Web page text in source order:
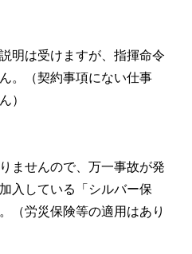
明は受けますが、指揮命令
。（契約事項にない仕事
）
ませんので、万一事故が発
入している「シルバー保
（労災保険等の適用はあり